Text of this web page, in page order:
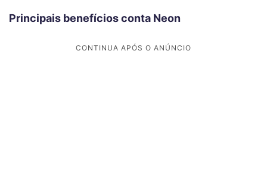
Principais benefícios conta Neon